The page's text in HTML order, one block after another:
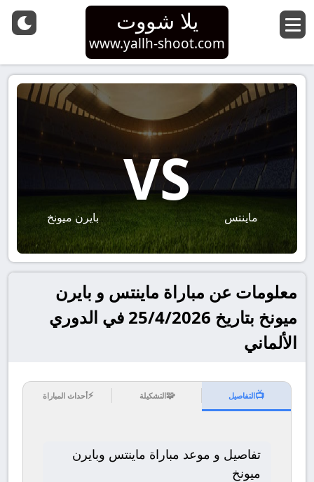
يلا شووت
www.yallh-shoot.com
ماينتس
VS
بايرن ميونخ
معلومات عن مباراة ماينتس و بايرن
ميونخ بتاريخ 25/4/2026 في الدوري
الألماني
📺التفاصيل 🧩التشكيلة ⚡أحداث المباراة
تفاصيل و موعد مباراة ماينتس وبايرن
ميونخ